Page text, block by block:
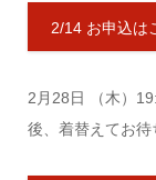
2/14 お申込は
2月28日 （木）
後、着替えてお待